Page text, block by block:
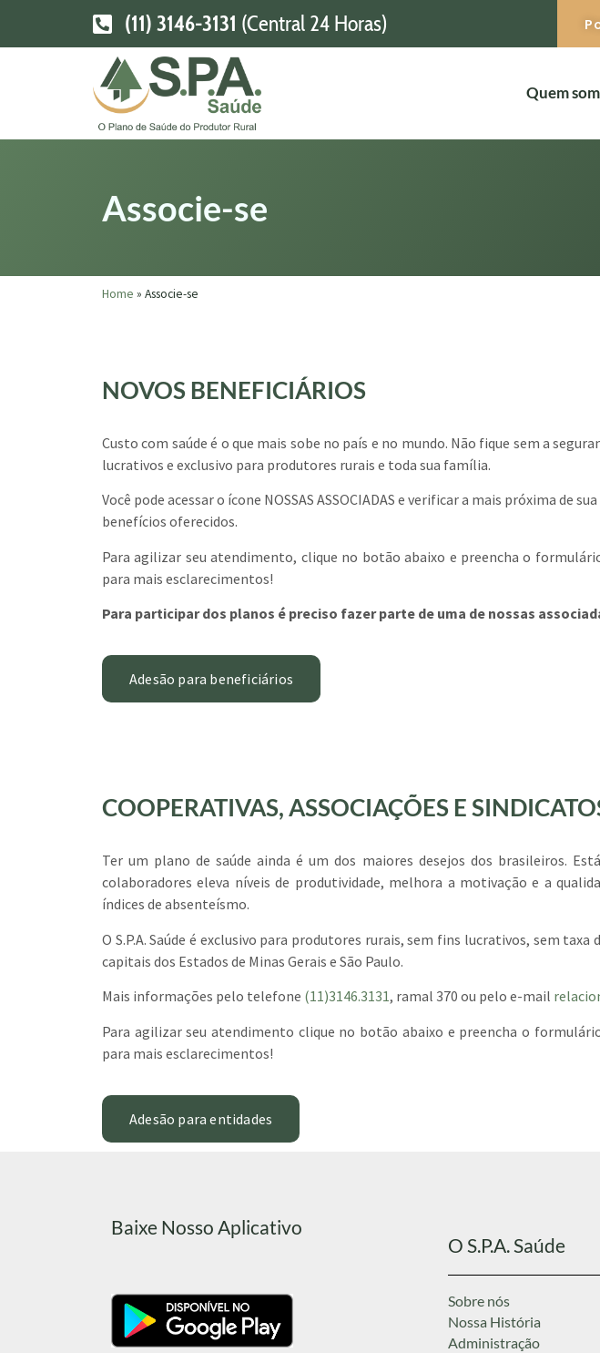
(11) 3146-3131 (Central 24 Horas)
Quem
Associe-se
Home » Associe-se
NOVOS BENEFICIÁRIOS
Custo com saúde é o que mais sobe no país e no mundo. Não fique sem a
lucrativos e exclusivo para produtores rurais e toda sua família.
Você pode acessar o ícone NOSSAS ASSOCIADAS e verificar a mais próxima de
benefícios oferecidos.
Para agilizar seu atendimento, clique no botão abaixo e preencha o
para mais esclarecimentos!
Para participar dos planos é preciso fazer parte de uma de nossas
Adesão para beneficiários
COOPERATIVAS, ASSOCIAÇÕES E
Ter um plano de saúde ainda é um dos maiores desejos dos brasileiros.
colaboradores eleva níveis de produtividade, melhora a motivação e a
índices de absenteísmo.
O S.P.A. Saúde é exclusivo para produtores rurais, sem fins lucrativos, sem taxa
capitais dos Estados de Minas Gerais e São Paulo.
Mais informações pelo telefone (11)3146.3131, ramal 370 ou pelo e-mail
Para agilizar seu atendimento clique no botão abaixo e preencha o
para mais esclarecimentos!
Adesão para entidades
Baixe Nosso Aplicativo
O S.P.A. Saúde
Sobre nós
Nossa História
Administração